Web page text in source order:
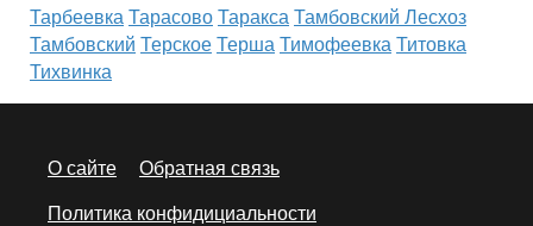
Тарбеевка ТарасовоТаракса Тамбовский Лесхоз
Тамбовский ТерскоеТерша Тимофеевка Титовка
Тихвинка
О сайте
Обратная связь
Политика конфидициальности